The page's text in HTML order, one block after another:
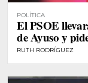
POLÍTICA
El PSOE
de Ayuso y
RUTH RODRÍGUEZ